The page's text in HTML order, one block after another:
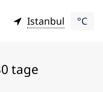
Istanbul °C
tage